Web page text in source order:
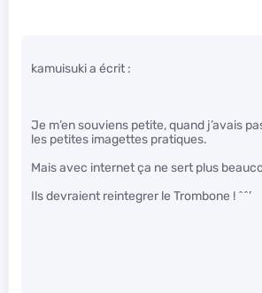
kamuisuki a écrit :
Je m’en souviens petite, quand j’avais
les petites imagettes pratiques.
Mais avec internet ça ne sert plus
Ils devraient reintegrer le Trombone ! ^^’